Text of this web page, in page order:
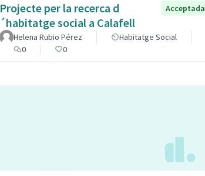
Projecte per la recerca d
´habitatge social a Calafell
Acceptada
Helena Rubio Pérez
Habitatge Social
0
0